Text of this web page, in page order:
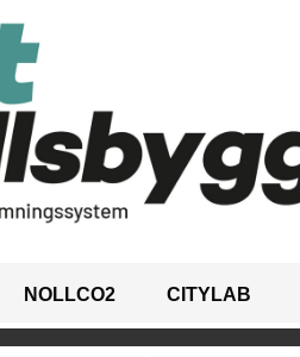
NOLLCO2 CITYLAB